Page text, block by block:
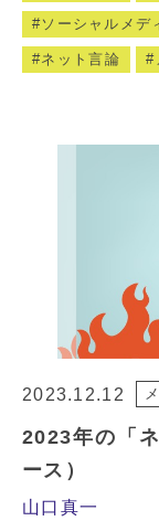
ソーシャルメデ
ネット言論
2023.12.12
2023年の「
ース）
山口真一